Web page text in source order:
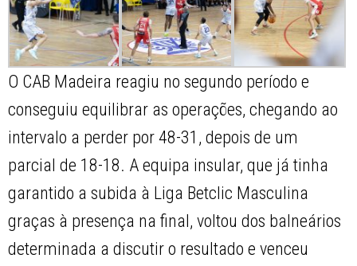
O CAB Madeira reagiu no segundo período e
conseguiu equilibrar as operações, chegando ao
intervalo a perder por 48-31, depois de um
parcial de 18-18. A equipa insular, que já tinha
garantido a subida à Liga Betclic Masculina
graças à presença na final, voltou dos balneários
determinada a discutir o resultado e venceu